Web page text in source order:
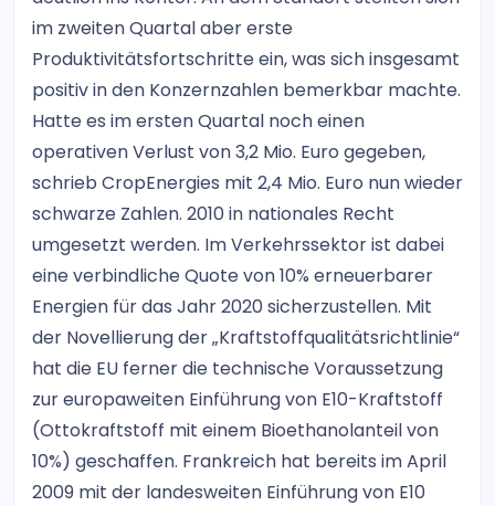
im zweiten Quartal aber erste
Produktivitätsfortschritte ein, was sich insgesamt
positiv in den Konzernzahlen bemerkbar machte.
Hatte es im ersten Quartal noch einen
operativen Verlust von 3,2 Mio. Euro gegeben,
schrieb CropEnergies mit 2,4 Mio. Euro nun wieder
schwarze Zahlen. 2010 in nationales Recht
umgesetzt werden. Im Verkehrssektor ist dabei
eine verbindliche Quote von 10% erneuerbarer
Energien für das Jahr 2020 sicherzustellen. Mit
der Novellierung der „Kraftstoffqualitätsrichtlinie“
hat die EU ferner die technische Voraussetzung
zur europaweiten Einführung von E10-Kraftstoff
(Ottokraftstoff mit einem Bioethanolanteil von
10%) geschaffen. Frankreich hat bereits im April
2009 mit der landesweiten Einführung von E10